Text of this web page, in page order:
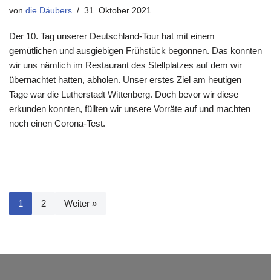
von die Däubers 31. Oktober 2021
Der 10. Tag unserer Deutschland-Tour hat mit einem
gemütlichen und ausgiebigen Frühstück begonnen. Das konnten
wir uns nämlich im Restaurant des Stellplatzes auf dem wir
übernachtet hatten, abholen. Unser erstes Ziel am heutigen
Tage war die Lutherstadt Wittenberg. Doch bevor wir diese
erkunden konnten, füllten wir unsere Vorräte auf und machten
noch einen Corona-Test.
1 2 Weiter »